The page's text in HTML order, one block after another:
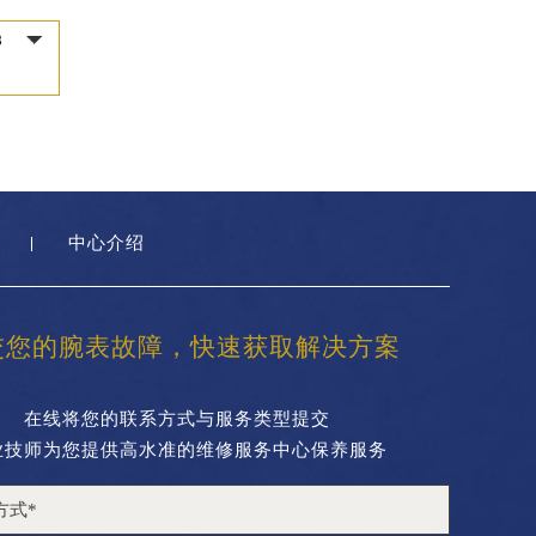
中心介绍
的腕表故障，快速获取解决方案
在线将您的联系方式与服务类型提交
技师为您提供高水准的维修服务中心保养服务